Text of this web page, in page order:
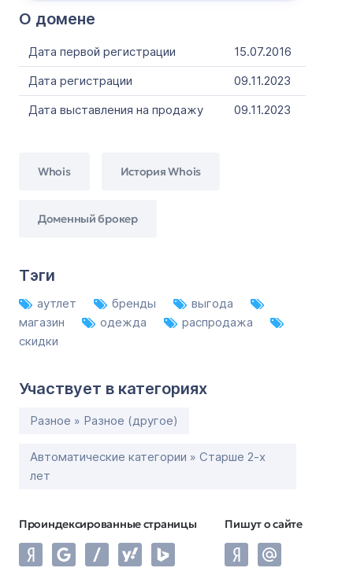
О домене
Дата первой регистрации
15.07.2016
Дата регистрации
09.11.2023
Дата выставления на продажу
09.11.2023
Whois История Whois
Доменный брокер
Тэги
аутлет бренды
выгода
магазин
одежда
распродажа
скидки
Участвует в категориях
Разное » Разное (другое)
Автоматические категории » Старше 2-х
лет
Проиндексированные страницы Пишут о сайте